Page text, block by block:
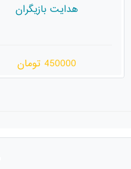
کلینزمان
480000 تومان